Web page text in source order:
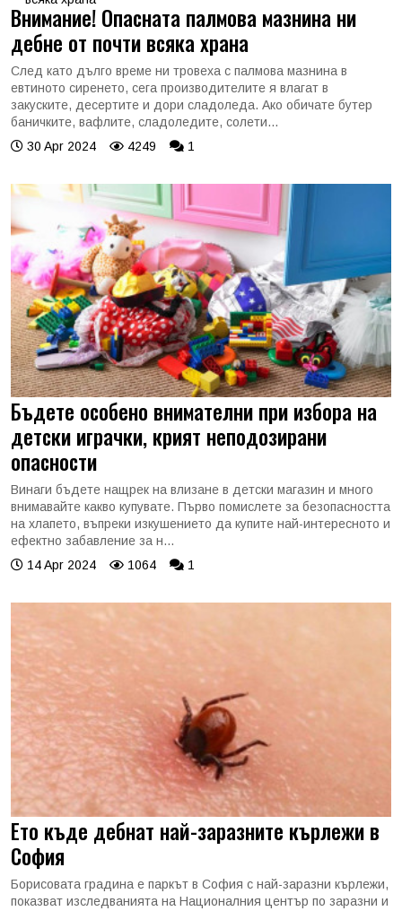
Внимание! Опасната палмова мазнина ни
дебне от почти всяка храна
След като дълго време ни тровеха с палмова мазнина в
евтиното сиренето, сега производителите я влагат в
закуските, десертите и дори сладоледа. Ако обичате бутер
баничките, вафлите, сладоледите, солети...
30 Apr 2024
4249 1
Бъдете особено внимателни при избора на
детски играчки, крият неподозирани
опасности
Винаги бъдете нащрек на влизане в детски магазин и много
внимавайте какво купувате. Първо помислете за безопасността
на хлапето, въпреки изкушението да купите най-интересното и
ефектно забавление за н...
14 Apr 2024
1064 1
Ето къде дебнат най-заразните кърлежи в
София
Борисовата градина е паркът в София с най-заразни кърлежи,
показват изследванията на Националния център по заразни и